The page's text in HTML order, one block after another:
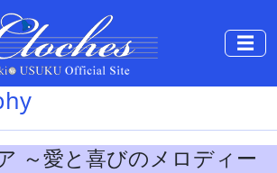
☰
～愛と喜びのメロディー